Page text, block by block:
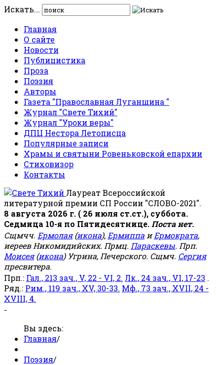
Искать...
Главная
О сайте
Новости
Публицистика
Проза
Поэзия
Авторы
Газета "Православная Луганщина "
Журнал "Свете Тихий"
Журнал "Уроки веры"
ДПЦ Нестора Летописца
Популярные записи
Храмы и святыни Ровеньковской епархии
Стиховизор
Контакты
Лауреат Всероссийской
литературной премии СП России "СЛОВО-2021".
8 августа 2026 г. ( 26 июля ст.ст.), суббота.
Седмица 10-я по Пятидесятнице. Поста нет.
Сщмчч. Ермолая(икона), Ермиппа иЕрмократа,
иереев Никомидийских. Прмц. Параскевы. Прп.
Моисея(икона) Угрина, Печерского. Сщмч. Сергия
пресвитера.
Прп.: Гал., 213 зач., V, 22 - VI, 2. Лк., 24 зач., VI, 17-23 .
Ряд.: Рим., 119 зач., XV, 30-33. Мф., 73 зач., XVII, 24 -
XVIII, 4.
-
Вы здесь:
Главная/
Поэзия/